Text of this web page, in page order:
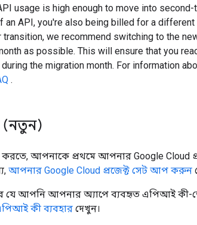
usage is high enough to move into second-
an API, you're also being billed for a different
we recommend switching to the
as possible. This will ensure that you
the migration month. For information
.
(নতুন)
করতে, আপনাকে প্রথমে আপনার Google Cloud
আপনার Google Cloud প্রজেক্ট সেট আপ করুন
যে আপনি আপনার অ্যাপে ব্যবহৃত এপিআই কী-
কী ব্যবহার দেখুন।